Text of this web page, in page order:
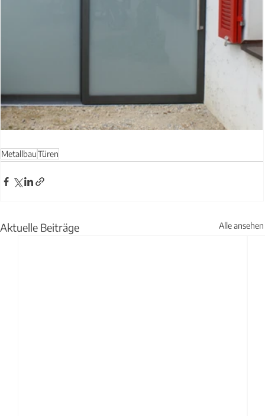
MetallbauTüren
Aktuelle Beiträge Alle ansehen